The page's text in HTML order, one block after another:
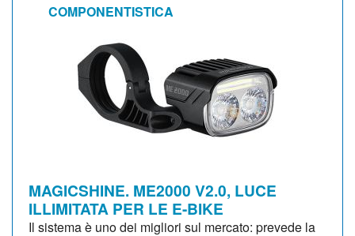
COMPONENTISTICA
MAGICSHINE. ME2000 V2.0, LUCE
ILLIMITATA PER LE E-BIKE
Il sistema è uno dei migliori sul mercato: prevede la